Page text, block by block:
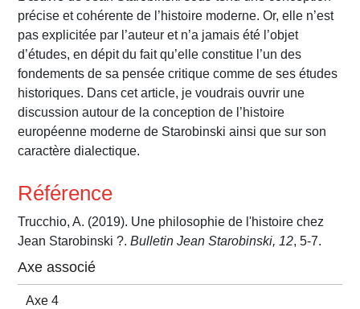
précise et cohérente de l’histoire moderne. Or, elle n’est
pas explicitée par l’auteur et n’a jamais été l’objet
d’études, en dépit du fait qu’elle constitue l’un des
fondements de sa pensée critique comme de ses études
historiques. Dans cet article, je voudrais ouvrir une
discussion autour de la conception de l’histoire
européenne moderne de Starobinski ainsi que sur son
caractère dialectique.
Référence
Trucchio, A. (2019). Une philosophie de l'histoire chez
Jean Starobinski ?.Bulletin Jean Starobinski, 12, 5-7.
Axe associé
Axe 4